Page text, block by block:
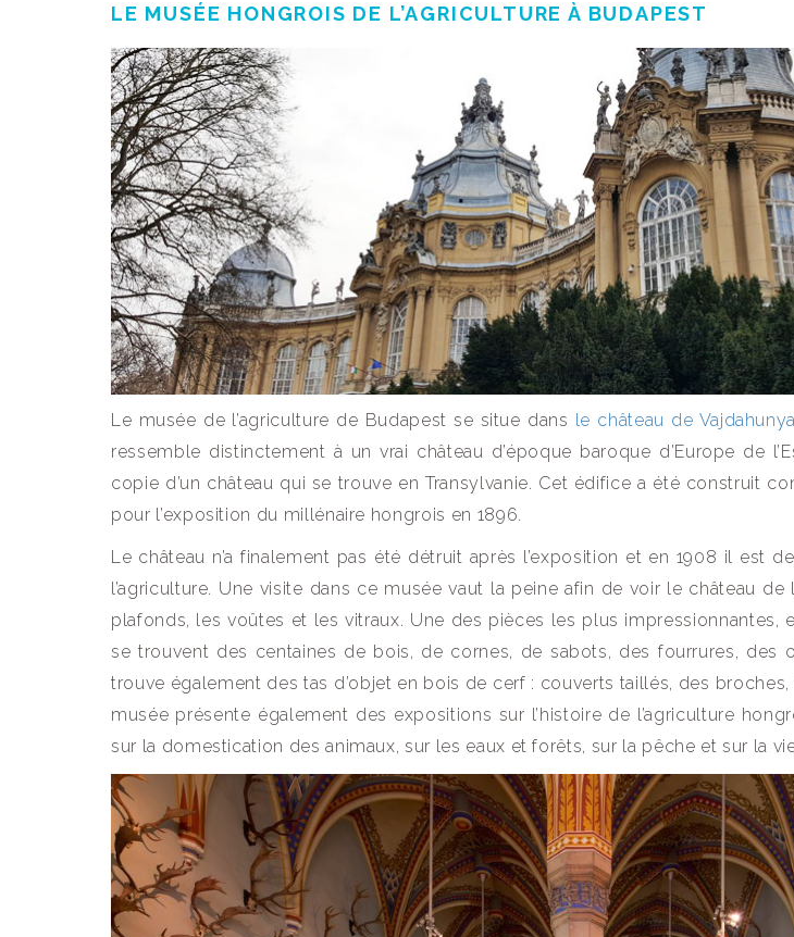
LE MUSÉE HONGROIS DE L’AGRICULTURE À BUDAPEST
Le musée de l’agriculture de Budapest se situe dans le château de
ressemble distinctement à un vrai château d’époque baroque d’Europe de
copie d’un château qui se trouve en Transylvanie. Cet édifice a été construit
pour l’exposition du millénaire hongrois en 1896.
Le château n’a finalement pas été détruit après l’exposition et en 1908 il est
l’agriculture. Une visite dans ce musée vaut la peine afin de voir le château de
plafonds, les voûtes et les vitraux. Une des pièces les plus impressionnantes,
se trouvent des centaines de bois, de cornes, de sabots, des fourrures, des
trouve également des tas d’objet en bois de cerf : couverts taillés, des
musée présente également des expositions sur l’histoire de l’agriculture
sur la domestication des animaux, sur les eaux et forêts, sur la pêche et sur la